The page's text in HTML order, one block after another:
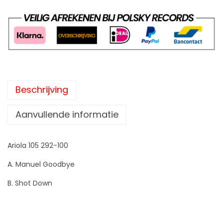
Beschrijving
Aanvullende informatie
Ariola 105 292-100
A. Manuel Goodbye
B. Shot Down